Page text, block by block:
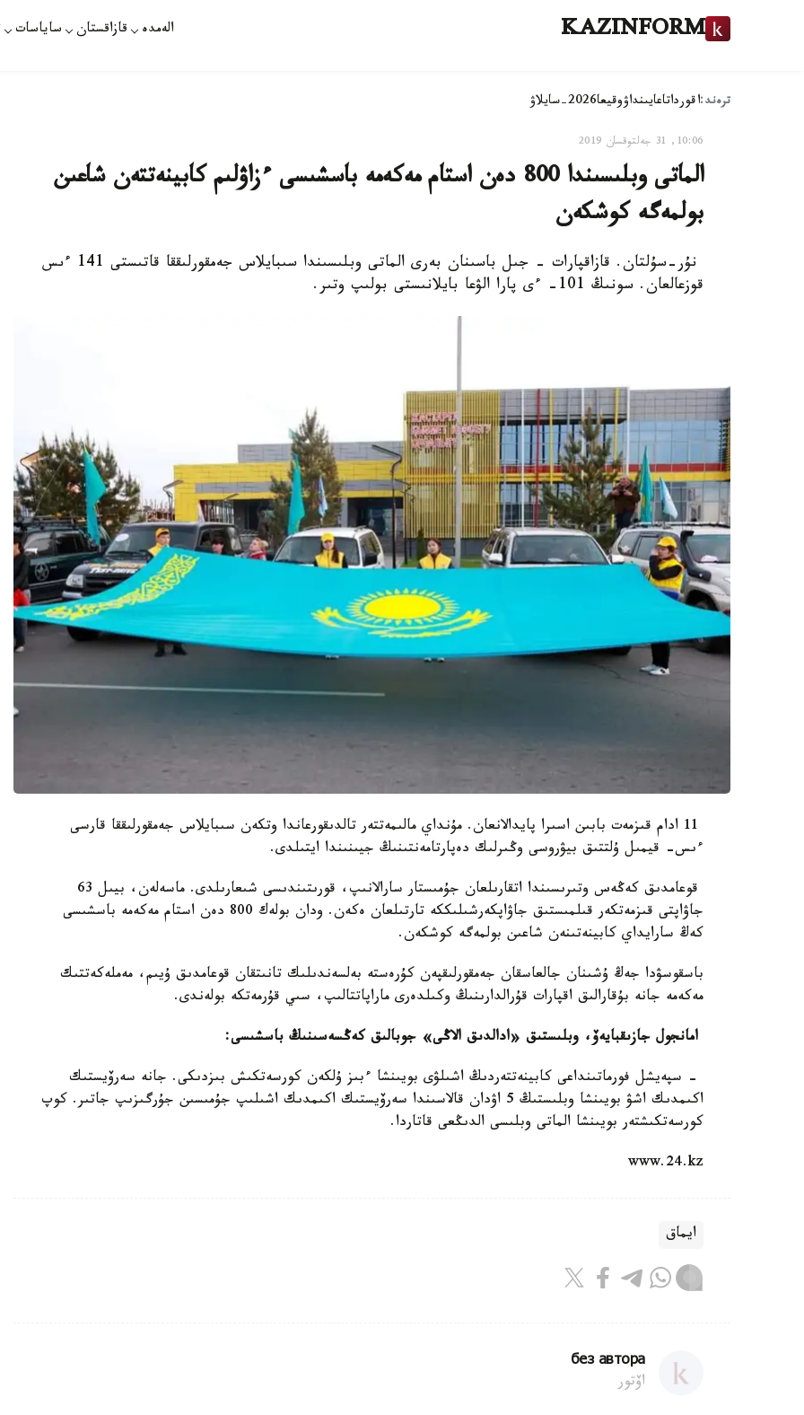
KAZINFORM الەمدە قازاقستان ساياسات
ترەند:اقورداتاعايىنداۋوقيعا2026-سايلاۋ
10:06, 31 جەلتوقسان 2019
الماتى وبلىسىندا 800 دەن استام مەكەمە باسشىسى ءزاۋلىم كابينەتتەن شاعىن
بولمەگە كوشكەن
نۇر-سۇلتان. قازاقپارات - جىل باسىنان بەرى الماتى وبلىسىندا سىبايلاس جەمقورلىققا قاتىستى 141 ءىس
قوزعالعان. سونىڭ 101- ءى پارا الۋعا بايلانىستى بولىپ وتىر.
11 ادام قىزمەت بابىن اسىرا پايدالانعان. مۇنداي مالىمەتتەر تالدىقورعاندا وتكەن سىبايلاس جەمقورلىققا قارسى
ءىس- قيمىل ۇلتتىق بيۋروسى وڭىرلىك دەپارتامەنتىنىڭ جيىنىندا ايتىلدى.
قوعامدىق كەڭەس وتىرىسىندا اتقارىلعان جۇمىستار سارالانىپ، قورىتىندىسى شىعارىلدى. ماسەلەن، بيىل 63
جاۋاپتى قىزمەتكەر قىلمىستىق جاۋاپكەرشىلىككە تارتىلعان ەكەن. ودان بولەك 800 دەن استام مەكەمە باسشىسى
كەڭ سارايداي كابينەتىنەن شاعىن بولمەگە كوشكەن.
باسقوسۋدا جەڭ ۇشىنان جالعاسقان جەمقورلىقپەن كۇرەستە بەلسەندىلىك تانىتقان قوعامدىق ۇيىم، مەملەكەتتىك
مەكەمە جانە بۇقارالىق اقپارات قۇرالدارىنىڭ وكىلدەرى ماراپاتتالىپ، سىي قۇرمەتكە بولەندى.
امانجول جازىقبايەۆ، وبلىستىق «ادالدىق الاڭى» جوبالىق كەڭسەسىنىڭ باسشىسى:
- سپەيشل فورماتىنداعى كابينەتتەردىڭ اشىلۋى بويىنشا ءبىز ۇلكەن كورسەتكىش بىزدىكى. جانە سەرۆيستىك
اكىمدىك اشۋ بويىنشا وبلىستىڭ 5 اۋدان قالاسىندا سەرۆيستىك اكىمدىك اشىلىپ جۇمىسىن جۇرگىزىپ جاتىر. كوپ
كورسەتكىشتەر بويىنشا الماتى وبلىسى الدىڭعى قاتاردا.
www.24.kz
ايماق
без автора
اۆتور